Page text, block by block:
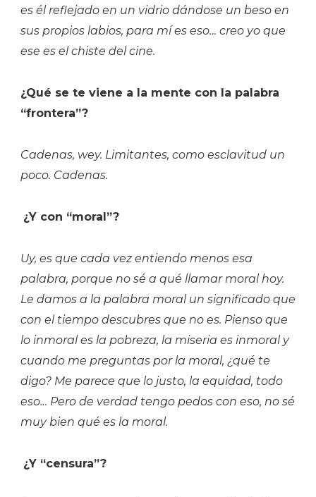
es él reflejado en un vidrio dándose un beso en
sus propios labios, para mí es eso… creo yo que
ese es el chiste del cine.
¿Qué se te viene a la mente con la palabra
“frontera”?
Cadenas, wey. Limitantes, como esclavitud un
poco. Cadenas.
¿Y con “moral”?
Uy, es que cada vez entiendo menos esa
palabra, porque no sé a qué llamar moral hoy.
Le damos a la palabra moral un significado que
con el tiempo descubres que no es. Pienso que
lo inmoral es la pobreza, la miseria es inmoral y
cuando me preguntas por la moral, ¿qué te
digo? Me parece que lo justo, la equidad, todo
eso… Pero de verdad tengo pedos con eso, no sé
muy bien qué es la moral.
¿Y “censura”?